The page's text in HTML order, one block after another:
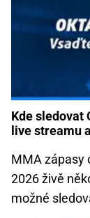
Kde sledovat
live streamu
MMA zápasy
2026 živě
možné